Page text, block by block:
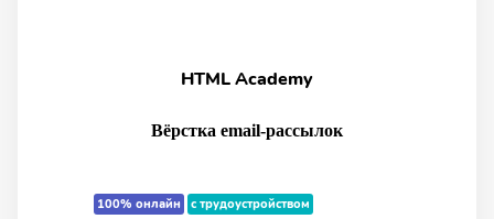
HTML Academy
Вёрстка email-рассылок
100% онлайн с трудоустройством